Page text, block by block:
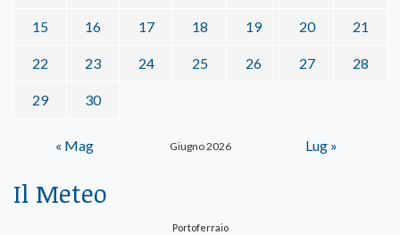
Giugno 2026
15 16 17 18 19 20 21
22 23 24 25 26 27 28
29 30
« Mag Lug »
Il Meteo
Portoferraio